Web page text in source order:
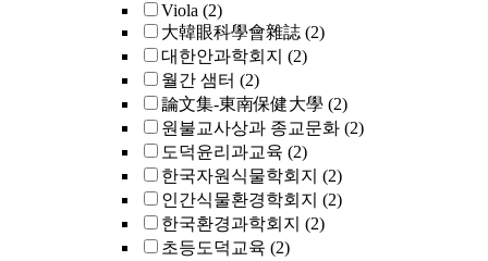
Viola (2)
大韓眼科學會雜誌 (2)
대한안과학회지 (2)
월간 샘터 (2)
論文集-東南保健大學 (2)
원불교사상과 종교문화 (2)
도덕윤리과교육 (2)
한국자원식물학회지 (2)
인간식물환경학회지 (2)
한국환경과학회지 (2)
초등도덕교육 (2)